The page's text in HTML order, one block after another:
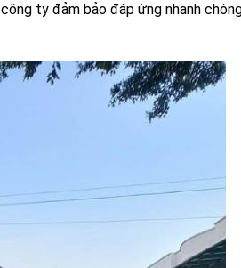
ty đảm bảo đáp ứng nhanh